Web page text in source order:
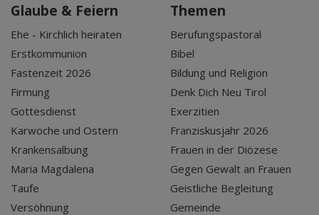
Glaube & Feiern
Ehe - Kirchlich heiraten
Erstkommunion
Fastenzeit 2026
Firmung
Gottesdienst
Karwoche und Ostern
Krankensalbung
Maria Magdalena
Taufe
Versöhnung
Themen
Berufungspastoral
Bibel
Bildung und Religion
Denk Dich Neu Tirol
Exerzitien
Franziskusjahr 2026
Frauen in der Diözese
Gegen Gewalt an Frauen
Geistliche Begleitung
Gemeinde